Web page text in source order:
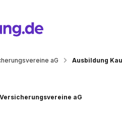
aG Ausbildung
aG